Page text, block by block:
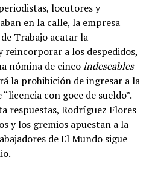
locutores y
en la calle, la empresa
Trabajo acatar la
a los despedidos,
nómina de cincoindeseables
la prohibición de ingresar a la
con goce de sueldo”.
respuestas, Rodríguez Flores
y los gremios apuestan a la
de El Mundo sigue